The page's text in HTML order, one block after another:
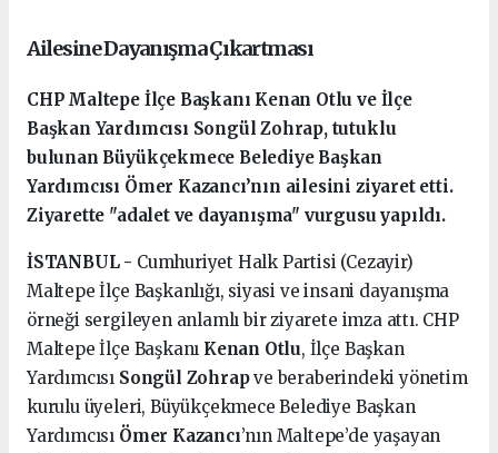
Ailesine Dayanışma Çıkartması
CHP Maltepe İlçe Başkanı Kenan Otlu ve İlçe
Başkan Yardımcısı Songül Zohrap, tutuklu
bulunan Büyükçekmece Belediye Başkan
Yardımcısı Ömer Kazancı’nın ailesini ziyaret etti.
Ziyarette "adalet ve dayanışma" vurgusu yapıldı.
İSTANBUL - Cumhuriyet Halk Partisi (Cezayir)
Maltepe İlçe Başkanlığı, siyasi ve insani dayanışma
örneği sergileyen anlamlı bir ziyarete imza attı. CHP
Maltepe İlçe Başkanı Kenan Otlu, İlçe Başkan
Yardımcısı Songül Zohrapve beraberindeki yönetim
kurulu üyeleri, Büyükçekmece Belediye Başkan
Yardımcısı Ömer Kazancı’nın Maltepe’de yaşayan